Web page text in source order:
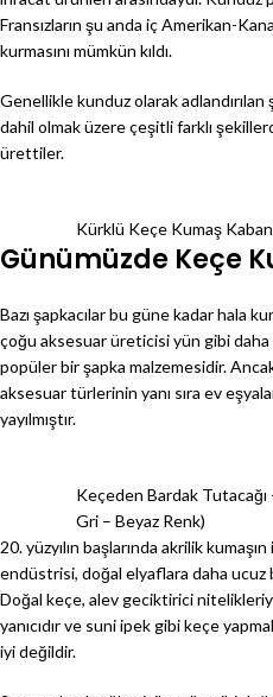
Fransızların şu anda iç Amerikan-
kurmasını mümkün kıldı.
Genellikle kunduz olarak
dahil olmak üzere çeşitli farklı
ürettiler.
Kürklü Keçe Kumaş
Günümüzde Keçe
Bazı şapkacılar bu güne kadar hala
çoğu aksesuar üreticisi yün gibi
popüler bir şapka malzemesidir.
aksesuar türlerinin yanı sıra ev
yayılmıştır.
Keçeden Bardak
Gri – Beyaz Renk)
20. yüzyılın başlarında akrilik
endüstrisi, doğal elyaflara daha
Doğal keçe, alev geciktirici
yanıcıdır ve suni ipek gibi keçe
iyi değildir.